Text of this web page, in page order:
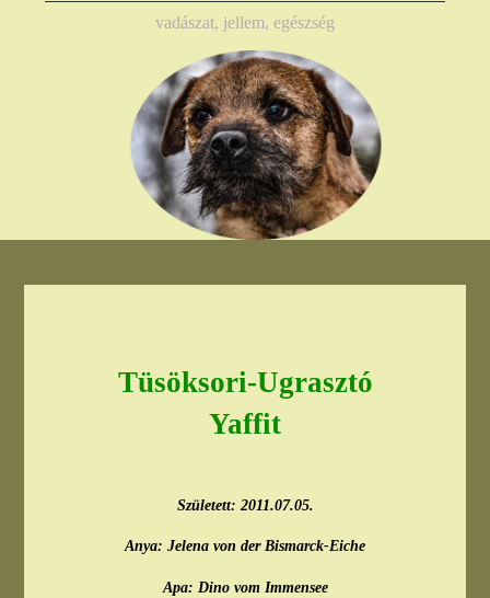
vadászat, jellem, egészség
Tüsöksori-Ugrasztó
Yaffit
Született: 2011.07.05.
Anya: Jelena von der Bismarck-Eiche
Apa: Dino vom Immensee